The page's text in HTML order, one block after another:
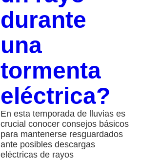
durante
una
tormenta
eléctrica?
En esta temporada de lluvias es
crucial conocer consejos básicos
para mantenerse resguardados
ante posibles descargas
eléctricas de rayos